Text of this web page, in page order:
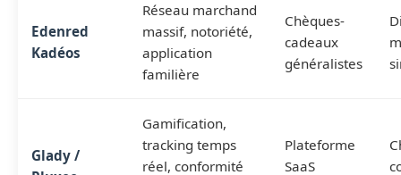
Edenred
Kadéos
Réseau marchand
massif, notoriété,
application
familière
Chèques-
cadeaux
généralistes
Glady /
Gamification,
tracking temps
réel, conformité
Plateforme
SaaS